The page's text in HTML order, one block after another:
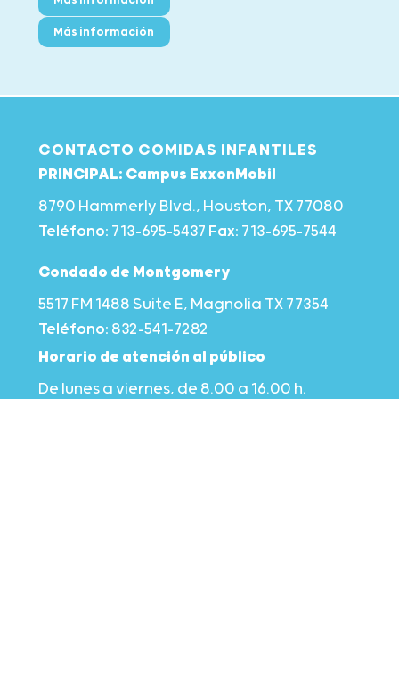
Más información
CONTACTO COMIDAS INFANTILES
PRINCIPAL: Campus ExxonMobil
8790 Hammerly Blvd., Houston, TX 77080
Teléfono: 713-695-5437 Fax: 713-695-7544
Condado de Montgomery
5517 FM 1488 Suite E, Magnolia TX 77354
Teléfono: 832-541-7282
Horario de atención al público
De lunes a viernes, de 8.00 a 16.00 h.